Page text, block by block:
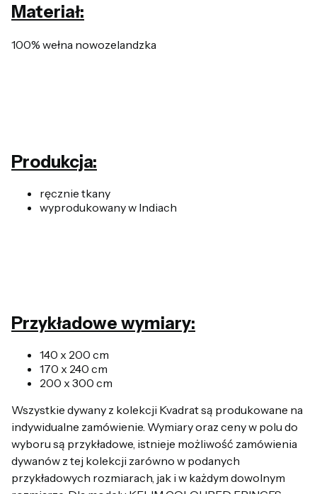
Materiał:
100% wełna nowozelandzka
Produkcja:
ręcznie tkany
wyprodukowany w Indiach
Przykładowe wymiary:
140 x 200 cm
170 x 240 cm
200 x 300 cm
Wszystkie dywany z kolekcji Kvadrat są produkowane na
indywidualne zamówienie. Wymiary oraz ceny w polu do
wyboru są przykładowe, istnieje możliwość zamówienia
dywanów z tej kolekcji zarówno w podanych
przykładowych rozmiarach, jak i w każdym dowolnym